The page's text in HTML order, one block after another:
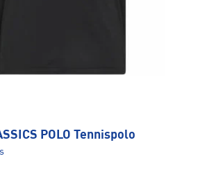
POLO Tennispolo